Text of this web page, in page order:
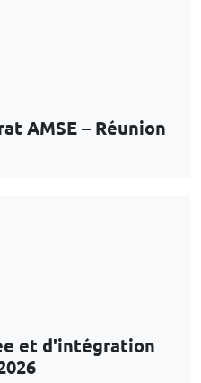
AMSE – Réunion
et d'intégration